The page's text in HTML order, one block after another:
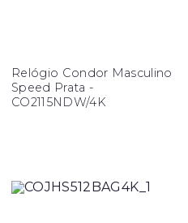
Relógio Condor Masculino
Speed Prata -
CO2115NDW/4K